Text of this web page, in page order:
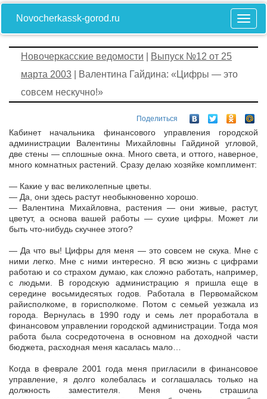
Novocherkassk-gorod.ru
Новочеркасские ведомости
Выпуск №12 от 25
марта 2003 | Валентина Гайдина: «Цифры — это
совсем нескучно!»
Поделиться
Кабинет начальника финансового управления городской
администрации Валентины Михайловны Гайдиной угловой,
две стены — сплошные окна. Много света, и оттого, наверное,
много комнатных растений. Сразу делаю хозяйке комплимент:
— Какие у вас великолепные цветы.
— Да, они здесь растут необыкновенно хорошо.
— Валентина Михайловна, растения — они живые, растут,
цветут, а основа вашей работы — сухие цифры. Может ли
быть что-нибудь скучнее этого?
— Да что вы! Цифры для меня — это совсем не скука. Мне с
ними легко. Мне с ними интересно. Я всю жизнь с цифрами
работаю и со страхом думаю, как сложно работать, например,
с людьми. В городскую администрацию я пришла еще в
середине восьмидесятых годов. Работала в Первомайском
райисполкоме, в горисполкоме. Потом с семьей уезжала из
города. Вернулась в 1990 году и семь лет проработала в
финансовом управлении городской администрации. Тогда моя
работа была сосредоточена в основном на доходной части
бюджета, расходная меня касалась мало…
Когда в феврале 2001 года меня пригласили в финансовое
управление, я долго колебалась и соглашалась только на
должность заместителя. Меня очень страшила